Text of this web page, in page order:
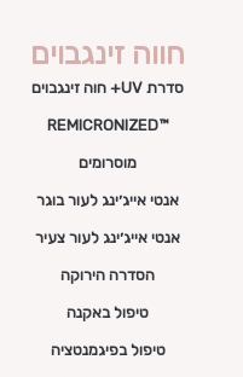
חווה זינגבוים
סדרת UV+ חוה זינגבוים
™REMICRONIZED
מוסרומים
אנטי אייג׳ינג לעור בוגר
אנטי אייג׳ינג לעור צעיר
הסדרה הירוקה
טיפול באקנה
טיפול בפיגמנטציה